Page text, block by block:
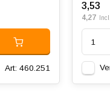
Art: 460.251
3,53
4,27